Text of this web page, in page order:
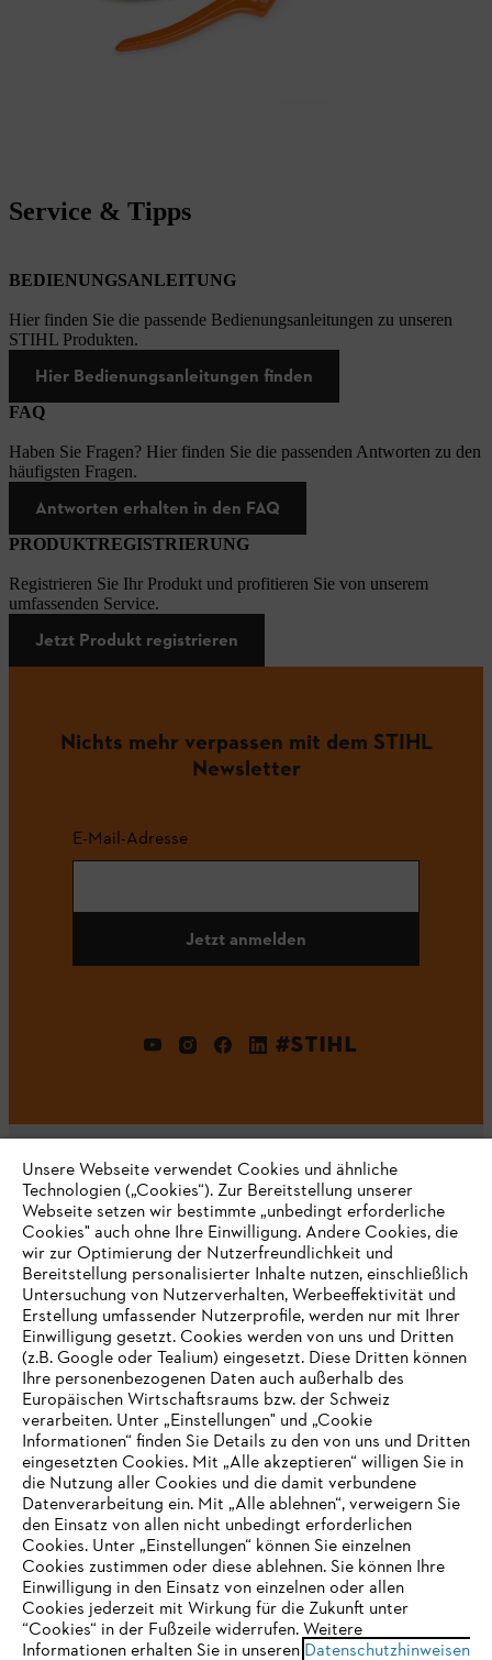
Service & Tipps
BEDIENUNGSANLEITUNG
Hier finden Sie die passende Bedienungsanleitungen zu unseren
STIHL Produkten.
Hier Bedienungsanleitungen finden
FAQ
Haben Sie Fragen? Hier finden Sie die passenden Antworten zu den
häufigsten Fragen.
Antworten erhalten in den FAQ
PRODUKTREGISTRIERUNG
Registrieren Sie Ihr Produkt und profitieren Sie von unserem
umfassenden Service.
Jetzt Produkt registrieren
Nichts mehr verpassen mit dem STIHL
Newsletter
E-Mail-Adresse
Jetzt anmelden
#STIHL
Unternehmen
Häufig gestellte Fragen
Support
Datenschutz Impressum Cookies
Rechtliche Informationen
IHR BROWSER WIRD NICHT
UNTERSTÜTZT
Sie nutzen einen Browser, den wir noch nicht unterstützen. Für
eine optimale Nutzung unserer Seite empfehlen wir Ihnen, zu
einem der folgenden Browser zu wechseln:
Unsere Webseite verwendet Cookies und ähnliche
Technologien („Cookies“). Zur Bereitstellung unserer
Webseite setzen wir bestimmte „unbedingt erforderliche
Cookies" auch ohne Ihre Einwilligung. Andere Cookies, die
wir zur Optimierung der Nutzerfreundlichkeit und
Bereitstellung personalisierter Inhalte nutzen, einschließlich
Untersuchung von Nutzerverhalten, Werbeeffektivität und
Erstellung umfassender Nutzerprofile, werden nur mit Ihrer
Einwilligung gesetzt. Cookies werden von uns und Dritten
(z.B. Google oder Tealium) eingesetzt. Diese Dritten können
Ihre personenbezogenen Daten auch außerhalb des
Europäischen Wirtschaftsraums bzw. der Schweiz
verarbeiten. Unter „Einstellungen" und „Cookie
Informationen“ finden Sie Details zu den von uns und Dritten
eingesetzten Cookies. Mit „Alle akzeptieren“ willigen Sie in
die Nutzung aller Cookies und die damit verbundene
Datenverarbeitung ein. Mit „Alle ablehnen“, verweigern Sie
den Einsatz von allen nicht unbedingt erforderlichen
Cookies. Unter „Einstellungen“ können Sie einzelnen
Cookies zustimmen oder diese ablehnen. Sie können Ihre
Einwilligung in den Einsatz von einzelnen oder allen
Cookies jederzeit mit Wirkung für die Zukunft unter
“Cookies“ in der Fußzeile widerrufen. Weitere
Informationen erhalten Sie in unseren Datenschutzhinweisen